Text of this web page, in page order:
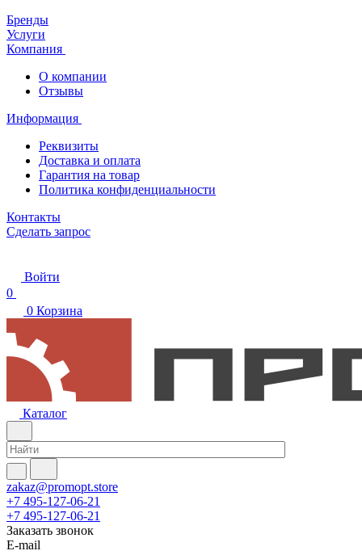
Бренды
Услуги
Компания
О компании
Отзывы
Информация
Реквизиты
Доставка и оплата
Гарантия на товар
Политика конфиденциальности
Контакты
Сделать запрос
Войти
0
0 Корзина
Каталог
zakaz@promopt.store
+7 495-127-06-21
+7 495-127-06-21
Заказать звонок
E-mail